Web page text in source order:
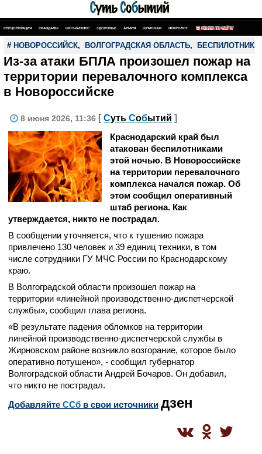
СПЕЦОПЕРАЦИЯ СКАНДАЛЫ ШОУ-БИЗНЕС ЗДОРОВЬЕ АРМИЯ ШПИОНАЖ НЕКРОЛОГ ПОИСК ПО САЙТУ
# НОВОРОССИЙСК, ВОЛГОГРАДСКАЯ ОБЛАСТЬ, БЕСПИЛОТНИК
Из-за атаки БПЛА произошел пожар на
территории перевалочного комплекса
в Новороссийске
8 июня 2026, 11:36 [ Суть Событий ]
Краснодарский край был
атакован беспилотниками
этой ночью. В Новороссийске
на территории перевалочного
комплекса начался пожар. Об
этом сообщил оперативный
штаб региона. Как
утверждается, никто не пострадал.
В сообщении уточняется, что к тушению пожара
привлечено 130 человек и 39 единиц техники, в том
числе сотрудники ГУ МЧС России по Краснодарскому
краю.
В Волгоградской области произошел пожар на
территории «линейной производственно-диспетчерской
службы», сообщил глава региона.
«В результате падения обломков на территории
линейной производственно-диспетчерской службы в
Жирновском районе возникло возгорание, которое было
оперативно потушено», - сообщил губернатор
Волгоградской области Андрей Бочаров. Он добавил,
что никто не пострадал.
Добавляйте CСб в свои источники дзен